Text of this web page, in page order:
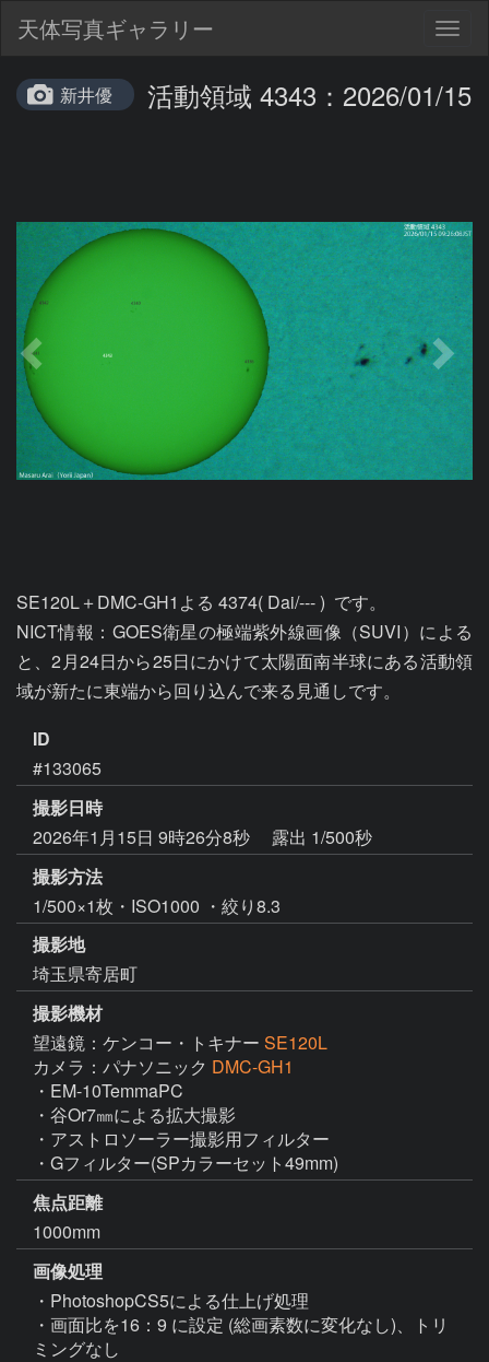
天体写真ギャラリー
新井優 活動領域 4343：2026/01/15
SE120L＋DMC-GH1よる 4374( Dai/--- )  です。
NICT情報：GOES衛星の極端紫外線画像（SUVI）による
と、2月24日から25日にかけて太陽面南半球にある活動領
域が新たに東端から回り込んで来る見通しです。
ID
#133065
撮影日時
2026年1月15日 9時26分8秒
露出 1/500秒
撮影方法
1/500×1枚・ISO1000 ・絞り8.3
撮影地
埼玉県寄居町
撮影機材
望遠鏡：ケンコー・トキナー SE120L
カメラ：パナソニック DMC-GH1
・EM-10TemmaPC
・谷Or7㎜による拡大撮影
・アストロソーラー撮影用フィルター
・Gフィルター(SPカラーセット49mm)
焦点距離
1000mm
画像処理
・PhotoshopCS5による仕上げ処理
・画面比を16：9 に設定 (総画素数に変化なし)、トリ
ミングなし